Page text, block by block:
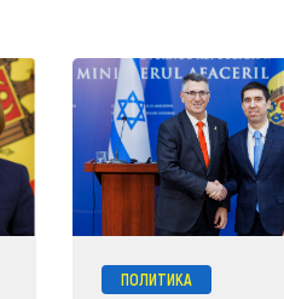
ПОЛИТИКА